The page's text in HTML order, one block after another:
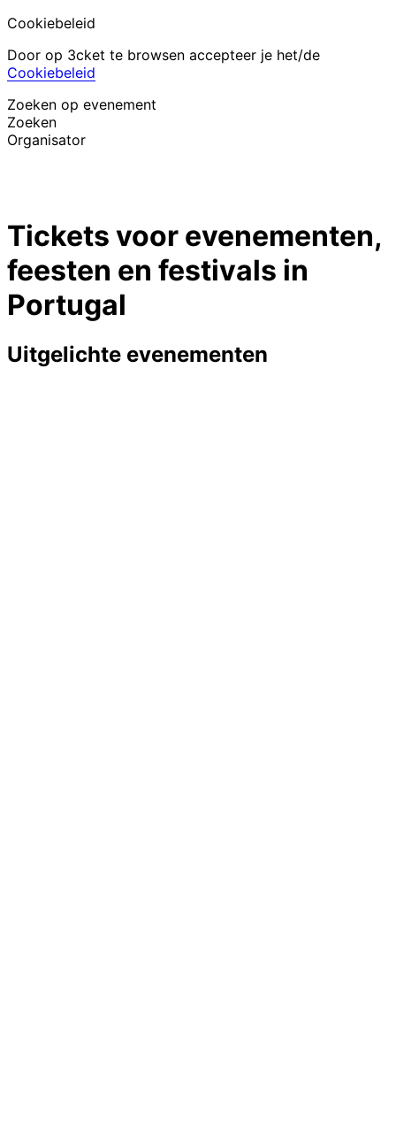
Cookiebeleid
Door op 3cket te browsen accepteer je het/de
Cookiebeleid
Zoeken op evenement
Zoeken
Organisator
Hulp voor deelnemerIk ben mijn ticket kwijt
LoginEvenement promoten
Tickets voor evenementen,
feesten en festivals in
Portugal
Uitgelichte evenementen